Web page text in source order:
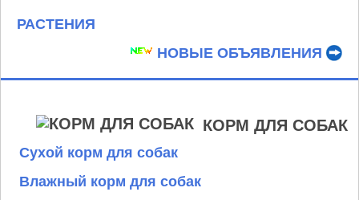
РАСТЕНИЯ
НОВЫЕ ОБЪЯВЛЕНИЯ
КОРМ ДЛЯ СОБАК
Сухой корм для собак
Влажный корм для собак